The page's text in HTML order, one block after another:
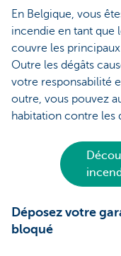
En Belgique, vous
incendie en tant que
couvre les
Outre les dégâts
votre responsabilité
outre, vous pouvez
habitation contre les
Déposez votre
bloqué